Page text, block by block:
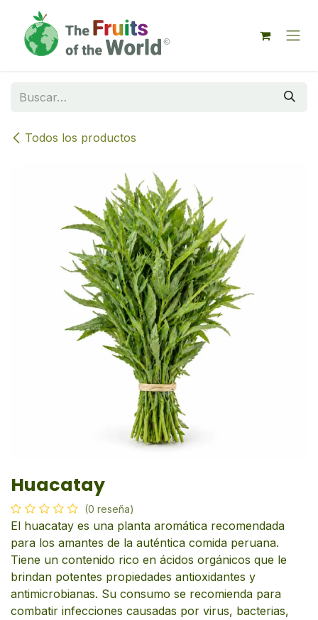
Todos los productos
Huacatay
(0 reseña)
El huacatay es una planta aromática recomendada
para los amantes de la auténtica comida peruana.
Tiene un contenido rico en ácidos orgánicos que le
brindan potentes propiedades antioxidantes y
antimicrobianas. Su consumo se recomienda para
combatir infecciones causadas por virus, bacterias,